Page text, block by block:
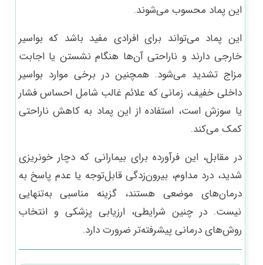
این پماد محسوب می‌شوند.
این پماد می‌تواند برای افرادی مفید باشد که بواسیر
خارجی دارند و ناراحتی آن‌ها هنگام نشستن یا اجابت
مزاج تشدید می‌شود. همچنین در برخی موارد بواسیر
داخلی خفیف، زمانی که علائم غالب شامل احساس فشار
یا سوزش است، استفاده از این پماد به کاهش ناراحتی
کمک می‌کند.
در مقابل، این فرآورده برای بیمارانی که دچار خونریزی
شدید، درد مداوم، بیرون‌زدگی قابل‌توجه یا عدم پاسخ به
درمان‌های موضعی هستند، گزینه مناسبی به‌تنهایی
نیست. در چنین شرایطی، ارزیابی پزشکی و انتخاب
روش‌های درمانی پیشرفته‌تر ضرورت دارد.